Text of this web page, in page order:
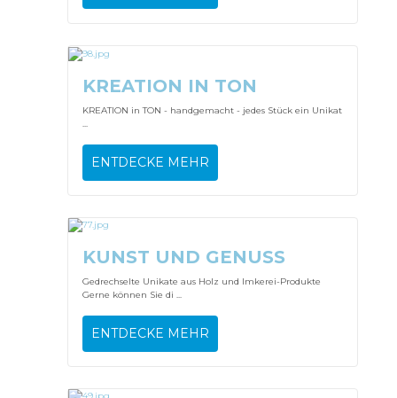
KREATION IN TON
KREATION in TON - handgemacht - jedes Stück ein Unikat
...
ENTDECKE MEHR
KUNST UND GENUSS
Gedrechselte Unikate aus Holz und Imkerei-Produkte
Gerne können Sie di ...
ENTDECKE MEHR